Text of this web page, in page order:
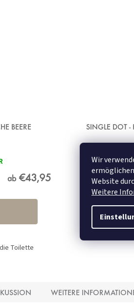
Wir
Website
Weitere
BEERE
ab €43,95
Toilette
SINGLE DOT -
WEITERE